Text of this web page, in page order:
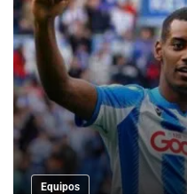
Equipos